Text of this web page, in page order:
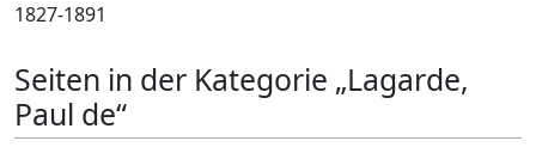
1827-1891
Seiten in der Kategorie „Lagarde,
Paul de“